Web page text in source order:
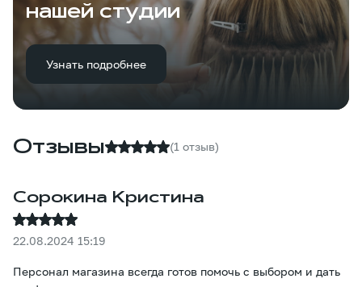
нашей студии
Узнать подробнее
Отзывы (1 отзыв)
Сорокина Кристина
22.08.2024 15:19
Персонал магазина всегда готов помочь с выбором и дать